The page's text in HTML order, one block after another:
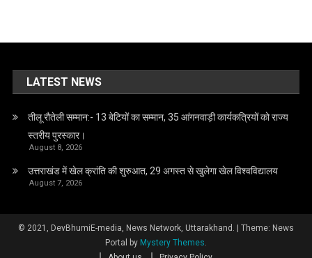
LATEST NEWS
तीलू रौतेली सम्मान:- 13 बेटियों का सम्मान, 35 आंगनवाड़ी कार्यकत्रियों को राज्य
स्तरीय पुरस्कार।
August 8, 2026
उत्तराखंड में खेल क्रांति की शुरुआत, 29 अगस्त से खुलेगा खेल विश्वविद्यालय
August 7, 2026
© 2021, DevBhumiE-media, News Network, Uttarakhand. | Theme: News
Portal by Mystery Themes